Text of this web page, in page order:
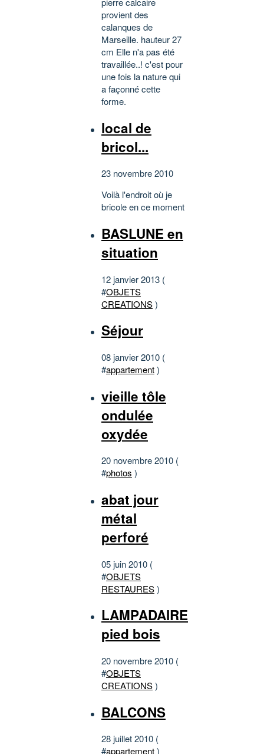
provient des
calanques de
Marseille. hauteur 27
cm Elle n'a pas été
travaillée..! c'est pour
une fois la nature qui
a façonné cette
forme.
local de
bricol...
23 novembre 2010
Voilà l'endroit où je
bricole en ce moment
BASLUNE en
situation
12 janvier 2013 (
#OBJETS
CREATIONS)
Séjour
08 janvier 2010 (
#appartement)
vieille tôle
ondulée
oxydée
20 novembre 2010 (
#photos )
abat jour
métal
perforé
05 juin 2010 (
#OBJETS
RESTAURES)
LAMPADAIRE
pied bois
20 novembre 2010 (
#OBJETS
CREATIONS)
BALCONS
28 juillet 2010 (
#appartement)